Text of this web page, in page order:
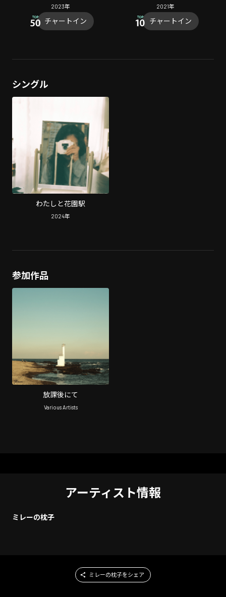
2023年
チャートイン
2021年
チャートイン
シングル
わたしと花園駅
2024年
参加作品
放課後にて
Various Artists
アーティスト情報
ミレーの枕子
ミレーの枕子をシェア